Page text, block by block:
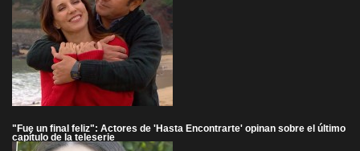
"Fue un final feliz": Actores de 'Hasta Encontrarte' opinan sobre el último
capítulo de la teleserie